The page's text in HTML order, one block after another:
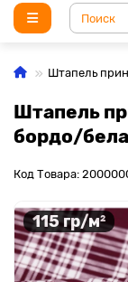
Штапель
Штапель
бордо/
Код Товара:
115 гр/м²